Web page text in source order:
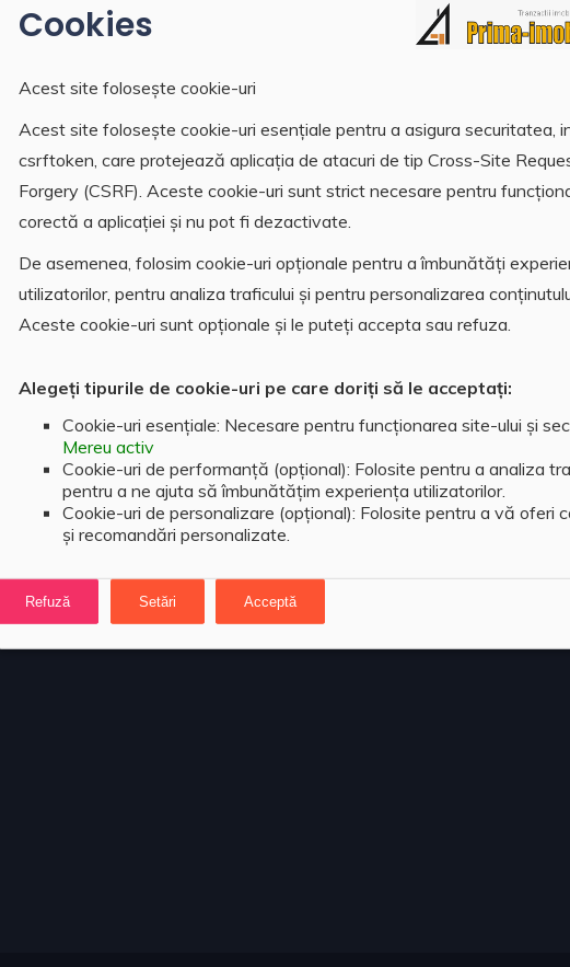
Cookies
Acest site folosește cookie-uri
Acest site folosește cookie-uri esențiale pentru a asigura securitatea,
csrftoken, care protejează aplicația de atacuri de tip Cross-Site
Forgery (CSRF). Aceste cookie-uri sunt strict necesare pentru
corectă a aplicației și nu pot fi dezactivate.
De asemenea, folosim cookie-uri opționale pentru a îmbunătăți
utilizatorilor, pentru analiza traficului și pentru personalizarea
Aceste cookie-uri sunt opționale și le puteți accepta sau refuza.
Alegeți tipurile de cookie-uri pe care doriți să le acceptați:
Cookie-uri esențiale: Necesare pentru funcționarea site-ului și
Mereu activ
Cookie-uri de performanță (opțional): Folosite pentru a analiza
pentru a ne ajuta să îmbunătățim experiența utilizatorilor.
Cookie-uri de personalizare (opțional): Folosite pentru a vă oferi
și recomandări personalizate.
Refuză Setări Acceptă